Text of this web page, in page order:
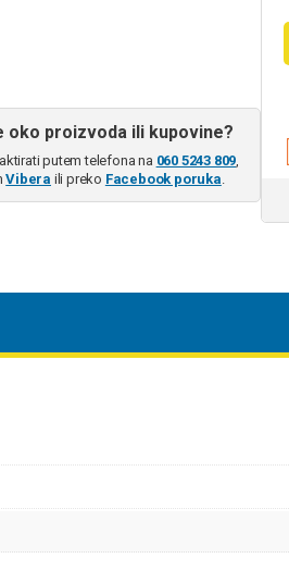
oko proizvoda ili kupovine?
putem telefona na 060 5243 809,
Vibera ili preko Facebook poruka.